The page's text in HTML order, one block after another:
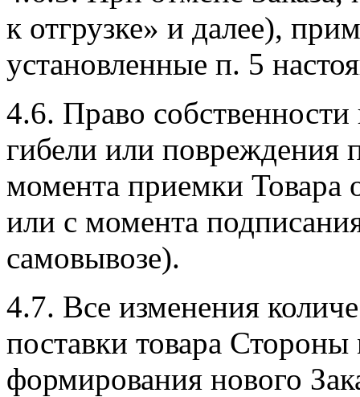
к отгрузке» и далее),
установленные п. 5
4.6. Право
гибели или повреждения
момента приемки Товара
или с момента
самовывозе).
4.7. Все изменения
поставки товара Стороны
формирования нового